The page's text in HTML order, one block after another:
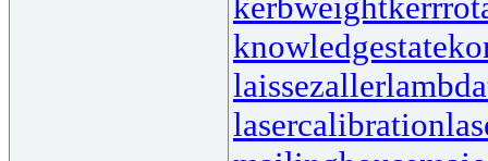
knowledgestate
laissezaller
lasercalibration